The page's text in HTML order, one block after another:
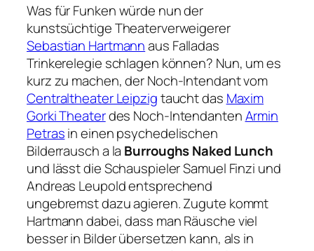
Was für Funken würde nun der
kunstsüchtige Theaterverweigerer
Sebastian Hartmannaus Falladas
Trinkerelegie schlagen können? Nun, um es
kurz zu machen, der Noch-Intendant vom
Centraltheater Leipzigtaucht das Maxim
Gorki Theaterdes Noch-IntendantenArmin
Petrasin einen psychedelischen
Bilderrausch a la Burroughs Naked Lunch
und lässt die Schauspieler Samuel Finzi und
Andreas Leupold entsprechend
ungebremst dazu agieren. Zugute kommt
Hartmann dabei, dass man Räusche viel
besser in Bilder übersetzen kann, als in